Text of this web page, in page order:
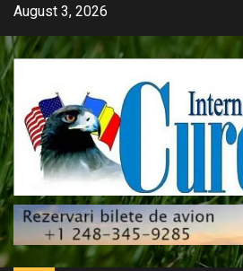
Skip
content
August 3, 2026